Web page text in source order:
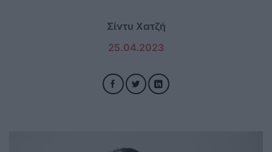
Σίντυ Χατζή
25.04.2023